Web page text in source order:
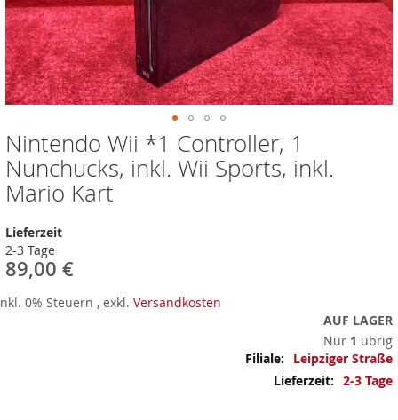
Nintendo Wii *1 Controller, 1
Nunchucks, inkl. Wii Sports, inkl.
Mario Kart
Lieferzeit
2-3 Tage
89,00 €
0% Steuern , exkl. Versandkosten
AUF LAGER
Nur 1 übrig
Mehr
Informationen
Leipziger Straße
2-3 Tage
Zum
Anfang
der
Bildergalerie